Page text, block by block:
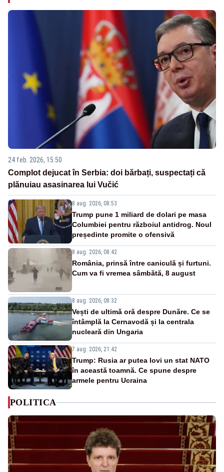
24 feb. 2026, 15:50
Complot dejucat în Serbia: doi bărbați, suspectați că
plănuiau asasinarea lui Vučić
8 aug. 2026, 08:53
Trump pune 1 miliard de dolari pe masa
Columbiei pentru războiul antidrog. Noul
președinte promite o ofensivă
8 aug. 2026, 08:42
România, prinsă între caniculă și furtuni.
Cum va fi vremea sâmbătă, 8 august
8 aug. 2026, 08:32
Vești de ultimă oră despre Dunăre. Ce se
întâmplă la Cernavodă și la centrala
nucleară din Ungaria
7 aug. 2026, 21:42
Trump: Rusia ar putea lovi un stat NATO
în această toamnă. Ce spune despre
armele pentru Ucraina
POLITICA